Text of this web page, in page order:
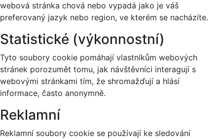
webová stránka chová nebo vypadá jako je váš
preferovaný jazyk nebo region, ve kterém se nacházíte.
Statistické (výkonnostní)
Tyto soubory cookie pomáhají vlastníkům webových
stránek porozumět tomu, jak návštěvníci interagují s
webovými stránkami tím, že shromažďují a hlásí
informace, často anonymně.
Reklamní
Reklamní soubory cookie se používají ke sledování